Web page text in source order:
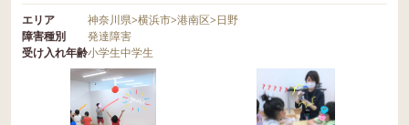
エリア 神奈川県>横浜市>港南区>日野
障害種別
発達障害
受け入れ年齢小学生中学生